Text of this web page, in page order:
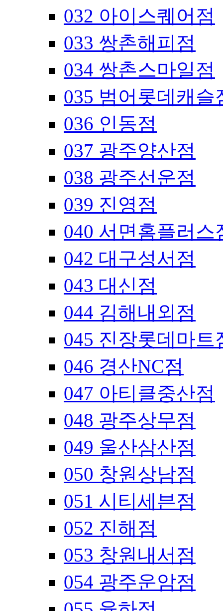
032 아이스퀘어점
033 쌍촌해피점
034 쌍촌스마일점
035 범어롯데캐슬
036 인동점
037 광주양산점
038 광주선운점
039 진영점
040 서면홈플러스
042 대구성서점
043 대신점
044 김해내외점
045 진장롯데마트
046 경산NC점
047 아티클중산점
048 광주상무점
049 울산삼산점
050 창원상남점
051 시티세븐점
052 진해점
053 창원내서점
054 광주운암점